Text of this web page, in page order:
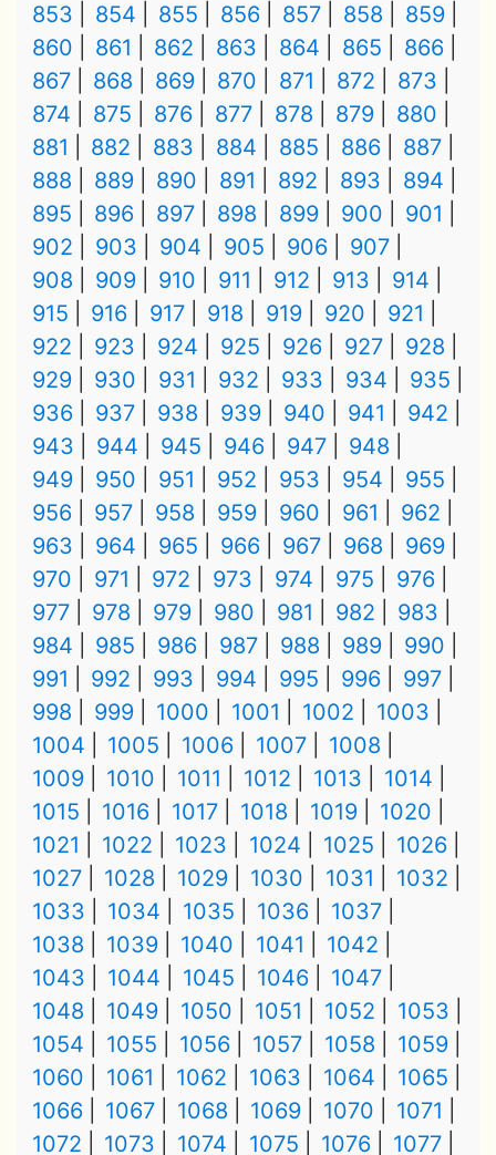
853
854 855 856 857 858
859
860
861 862 863 864 865
866
867
868 869 870 871 872
873
874
875 876 877 878 879
880
881
882 883 884 885 886
887
888
889 890 891 892 893
894
895
896 897 898 899 900
901
902
903 904 905 906
907
908
909 910 911 912 913
914
915
916 917 918 919 920
921
922
923 924 925 926 927
928
929
930 931 932 933 934
935
936
937 938 939 940 941
942
943
944 945 946 947
948
949
950 951 952 953 954
955
956
957 958 959 960 961
962
963
964 965 966 967 968
969
970
971 972 973 974 975
976
977
978 979 980 981 982
983
984
985 986 987 988 989
990
991
992 993 994 995 996
997
998
999 1000 1001 1002
1003
1004
1005 1006 1007
1008
1009
1010 1011 1012 1013
1014
1015
1016 1017 1018 1019
1020
1021
1022 1023 1024 1025
1026
1027
1028 1029 1030 1031
1032
1033
1034 1035 1036
1037
1038
1039 1040 1041
1042
1043
1044 1045 1046
1047
1048
1049 1050 1051 1052
1053
1054
1055 1056 1057 1058
1059
1060
1061 1062 1063 1064
1065
1066
1067 1068 1069 1070
1071
1072
1073 1074 1075 1076 1077